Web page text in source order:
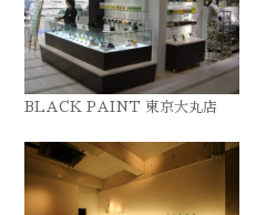
BLACK PAINT 東京大丸店